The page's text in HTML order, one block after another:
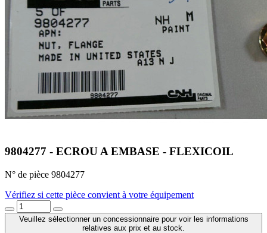
9804277 - ECROU A EMBASE - FLEXICOIL
N° de pièce 9804277
Vérifiez si cette pièce convient à votre équipement
Veuillez sélectionner un concessionnaire pour voir les informations
relatives aux prix et au stock.